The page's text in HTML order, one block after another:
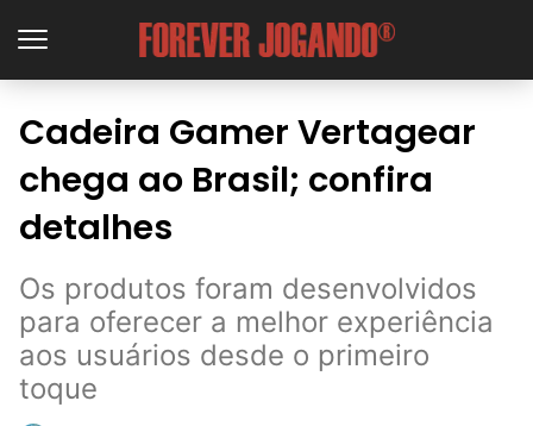
Cadeira Gamer Vertagear
chega ao Brasil; confira
detalhes
Os produtos foram desenvolvidos
para oferecer a melhor experiência
aos usuários desde o primeiro
toque